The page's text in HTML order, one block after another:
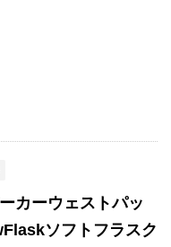
カーウェストパッ
ソフトフラスク